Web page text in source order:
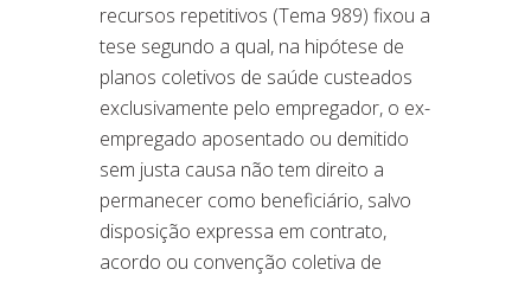
recursos repetitivos (Tema 989) fixou a
tese segundo a qual, na hipótese de
planos coletivos de saúde custeados
exclusivamente pelo empregador, o ex-
empregado aposentado ou demitido
sem justa causa não tem direito a
permanecer como beneficiário, salvo
disposição expressa em contrato,
acordo ou convenção coletiva de